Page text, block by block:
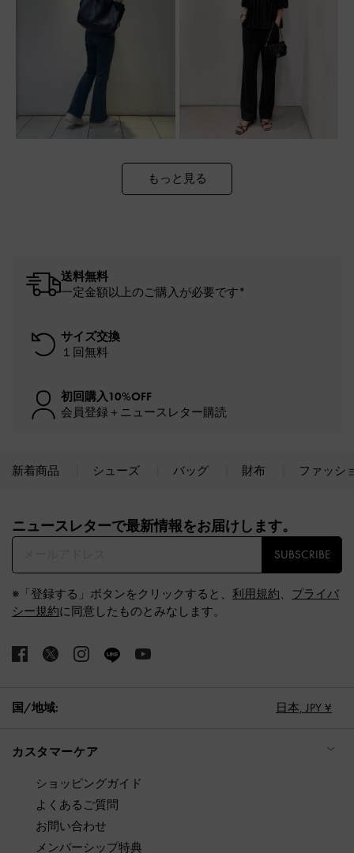
もっと見る
送料無料
一定金額以上のご購入が必要です*
サイズ交換
１回無料
初回購入10%OFF
会員登録＋ニュースレター購読
新着商品 シューズ バッグ 財布 ファッシ
ニュースレターで最新情報をお届けします。​
SUBSCRIBE
※「登録する」ボタンをクリックすると、 利用規約、 プライバ
シー規約に同意したものとみなします。
国/地域: 日本, JPY ¥
カスタマーケア
ショッピングガイド
よくあるご質問
お問い合わせ
メンバーシップ特典